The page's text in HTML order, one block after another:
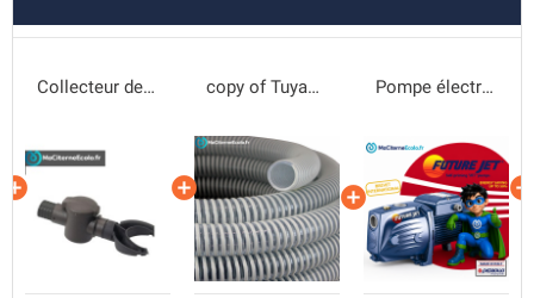
Collecteur de gouttière copy of Tuyau spirale DN25 Pompe électrique Future Jet